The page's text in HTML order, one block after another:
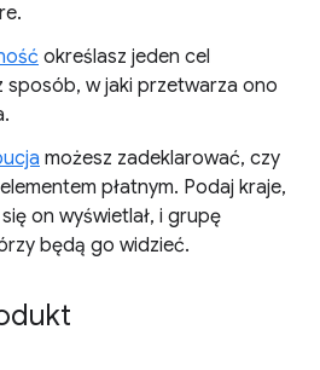
określasz jeden cel
sposób, w jaki przetwarza ono
możesz zadeklarować, czy
płatnym. Podaj kraje,
on wyświetlał, i grupę
będą go widzieć.